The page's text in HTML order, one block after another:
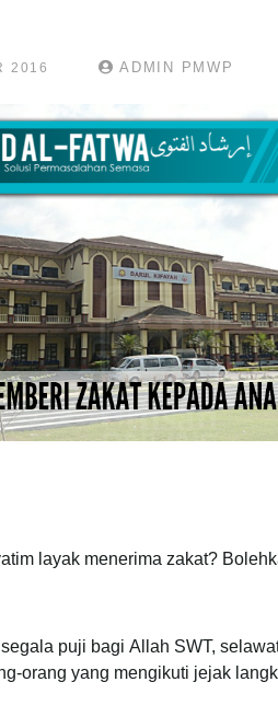
2016 ADMIN PMWP
layak menerima zakat?
puji bagi Allah SWT,
orang yang mengikuti jejak